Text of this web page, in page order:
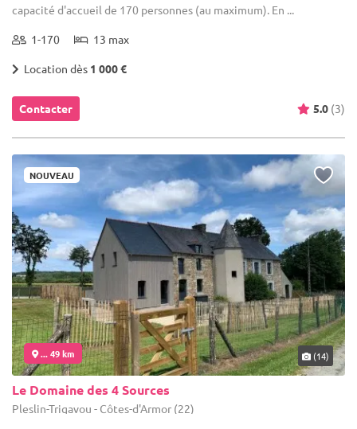
capacité d'accueil de 170 personnes (au maximum). En ...
1-170 13 max
Location dès 1 000 €
Contacter 5.0 (3)
NOUVEAU
... 49 km (14)
Le Domaine des 4 Sources
Pleslin-Trigavou - Côtes-d'Armor (22)